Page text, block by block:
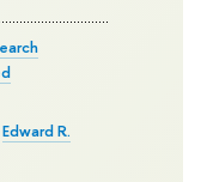
Edward R.